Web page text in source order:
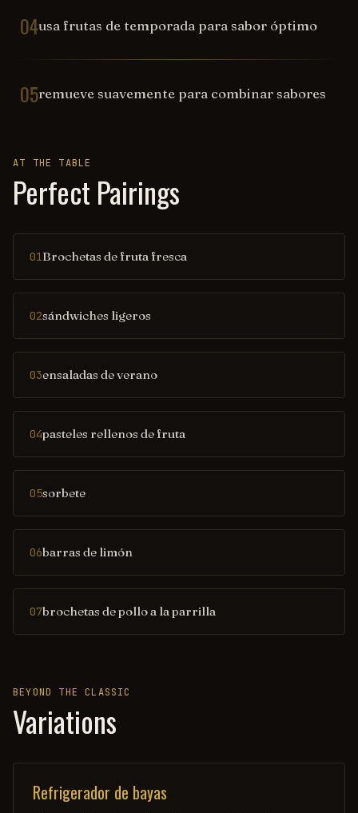
04usa frutas de temporada para sabor óptimo
05remueve suavemente para combinar sabores
AT THE TABLE
Perfect Pairings
01Brochetas de fruta fresca
02sándwiches ligeros
03ensaladas de verano
04pasteles rellenos de fruta
05sorbete
06barras de limón
07brochetas de pollo a la parrilla
BEYOND THE CLASSIC
Variations
Refrigerador de bayas